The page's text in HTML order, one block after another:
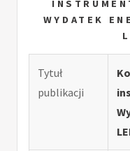
WYDATEK
Tytuł
publikacji